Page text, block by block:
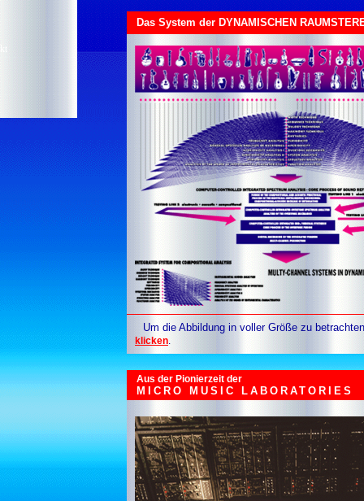
Das System der DYNAMISCHEN
Um die Abbildung in voller Größe zu
klicken.
Aus der Pionierzeit der
MICRO MUSIC LABORATORIES